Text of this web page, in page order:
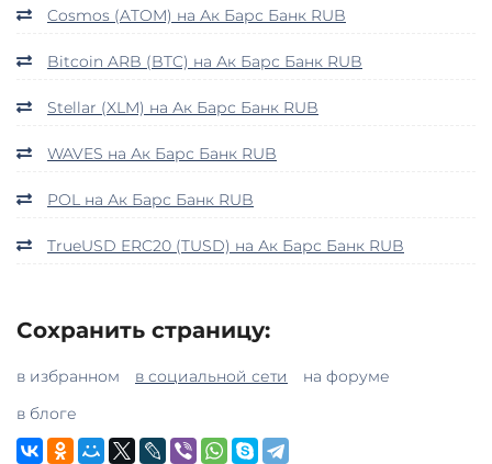
Cosmos (ATOM) на Ак Барс Банк RUB
Bitcoin ARB (BTC) на Ак Барс Банк RUB
Stellar (XLM) на Ак Барс Банк RUB
WAVES на Ак Барс Банк RUB
POL на Ак Барс Банк RUB
TrueUSD ERC20 (TUSD) на Ак Барс Банк RUB
Сохранить страницу:
в избранном в социальной сети
на форуме
в блоге